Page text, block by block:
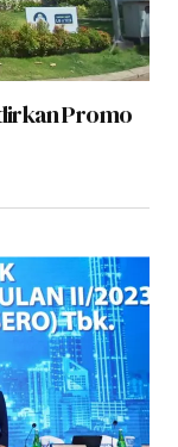
Promo